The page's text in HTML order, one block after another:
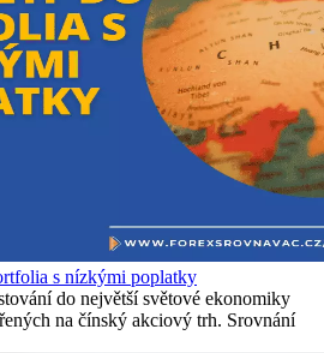
s nízkými poplatky
do největší světové ekonomiky
na čínský akciový trh. Srovnání